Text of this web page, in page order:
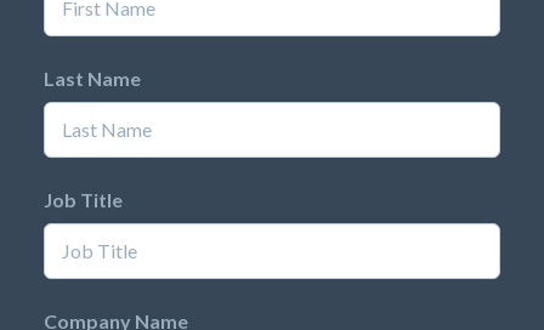
Last Name
Job Title
Company Name